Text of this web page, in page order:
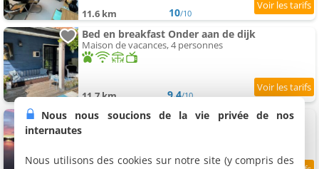
11.6 km 10/10
Bed en breakfast Onder aan de dijk
Maison de vacances, 4 personnes
11.7 km 9.4/10
Reiwa
Nous nous soucions de la vie privée de nos
internautes
Nous utilisons des cookies sur notre site (y compris des